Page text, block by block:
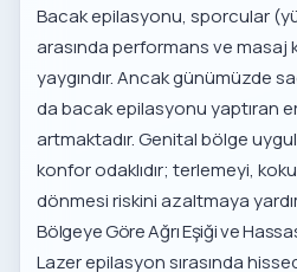
Bacak epilasyonu, sporcular
arasında performans ve masaj
yaygındır. Ancak günümüzde
da bacak epilasyonu yaptıran
artmaktadır. Genital bölge
konfor odaklıdır; terlemeyi,
dönmesi riskini azaltmaya
Bölgeye Göre Ağrı Eşiği ve
Lazer epilasyon sırasında